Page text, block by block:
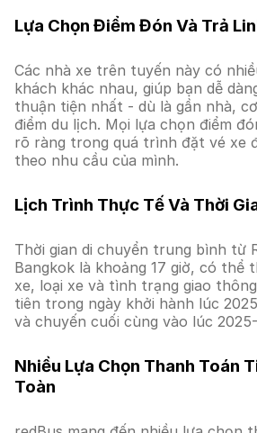
Lựa Chọn Điểm Đón Và Trả
Các nhà xe trên tuyến này có
khách khác nhau, giúp bạn dễ
thuận tiện nhất - dù là gần nhà,
điểm du lịch. Mọi lựa chọn điểm
rõ ràng trong quá trình đặt vé xe
theo nhu cầu của mình.
Lịch Trình Thực Tế Và Thời
Thời gian di chuyển trung bình từ
Bangkok là khoảng 17 giờ, có thể
xe, loại xe và tình trạng giao
tiên trong ngày khởi hành lúc
và chuyến cuối cùng vào lúc
Nhiều Lựa Chọn Thanh Toán
Toàn